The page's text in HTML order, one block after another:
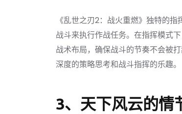
《乱世之刃2：战火重燃》独特的
战斗来执行作战任务。在指挥模式
战术布局，确保战斗的节奏不会被
深度的策略思考和战斗指挥的乐趣。
3、天下风云的情